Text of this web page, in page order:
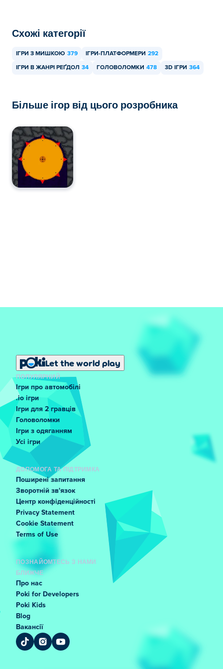
телефони та планшети.
Схожі категорії
ІГРИ З МИШКОЮ 379 ІГРИ-ПЛАТФОРМЕРИ 292
ІГРИ В ЖАНРІ РЕҐДОЛ 34 ГОЛОВОЛОМКИ 478 3D ІГРИ 364
Більше ігор від цього розробника
Let the world play
ПОПУЛЯРНИЙ
Ігри про автомобілі
.io ігри
Ігри для 2 гравців
Головоломки
Ігри з одяганням
Усі ігри
ДОПОМОГА ТА ПІДТРИМКА
Поширені запитання
Зворотній зв'язок
Центр конфіденційності
Privacy Statement
Cookie Statement
Terms of Use
ПОЗНАЙОМТЕСЬ З НАМИ
БЛИЖЧЕ
Про нас
Poki for Developers
Poki Kids
Blog
Вакансії